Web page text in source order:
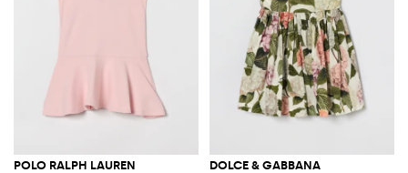
POLO RALPH LAUREN DOLCE & GABBANA